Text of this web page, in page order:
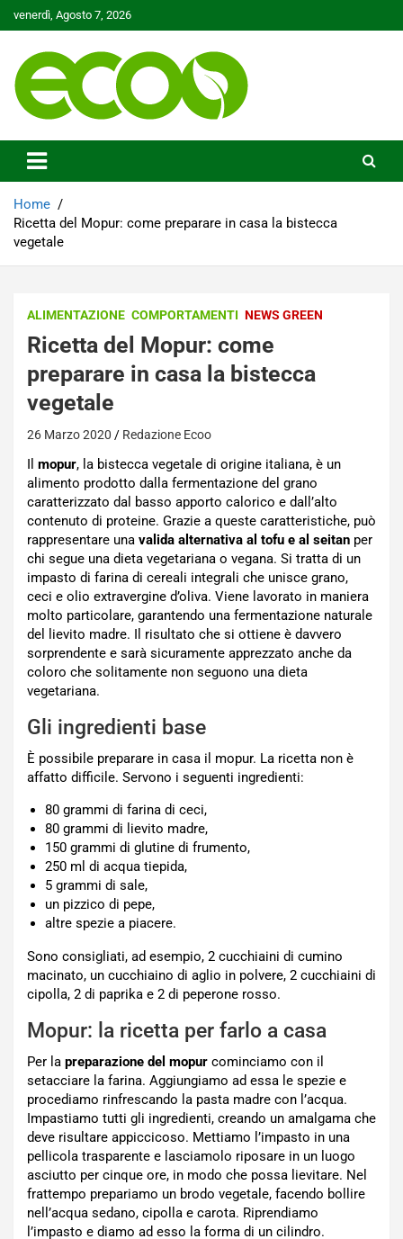
to
venerdì, Agosto 7, 2026
Ecoo.it
Home
Ricetta del Mopur: come preparare in casa la bistecca
vegetale
ALIMENTAZIONE COMPORTAMENTI NEWS GREEN
Ricetta del Mopur: come
preparare in casa la bistecca
vegetale
26 Marzo 2020 Redazione Ecoo
Il mopur, la bistecca vegetale di origine italiana, è un
alimento prodotto dalla fermentazione del grano
caratterizzato dal basso apporto calorico e dall’alto
contenuto di proteine. Grazie a queste caratteristiche, può
rappresentare una valida alternativa al tofu e al seitan per
chi segue una dieta vegetariana o vegana. Si tratta di un
impasto di farina di cereali integrali che unisce grano,
ceci e olio extravergine d’oliva. Viene lavorato in maniera
molto particolare, garantendo una fermentazione naturale
del lievito madre. Il risultato che si ottiene è davvero
sorprendente e sarà sicuramente apprezzato anche da
coloro che solitamente non seguono una dieta
vegetariana.
Gli ingredienti base
È possibile preparare in casa il mopur. La ricetta non è
affatto difficile. Servono i seguenti ingredienti:
80 grammi di farina di ceci,
80 grammi di lievito madre,
150 grammi di glutine di frumento,
250 ml di acqua tiepida,
5 grammi di sale,
un pizzico di pepe,
altre spezie a piacere.
Sono consigliati, ad esempio, 2 cucchiaini di cumino
macinato, un cucchiaino di aglio in polvere, 2 cucchiaini di
cipolla, 2 di paprika e 2 di peperone rosso.
Mopur: la ricetta per farlo a casa
Per la preparazione del mopur cominciamo con il
setacciare la farina. Aggiungiamo ad essa le spezie e
procediamo rinfrescando la pasta madre con l’acqua.
Impastiamo tutti gli ingredienti, creando un amalgama che
deve risultare appiccicoso. Mettiamo l’impasto in una
pellicola trasparente e lasciamolo riposare in un luogo
asciutto per cinque ore, in modo che possa lievitare. Nel
frattempo prepariamo un brodo vegetale, facendo bollire
nell’acqua sedano, cipolla e carota. Riprendiamo
l’impasto e diamo ad esso la forma di un cilindro.